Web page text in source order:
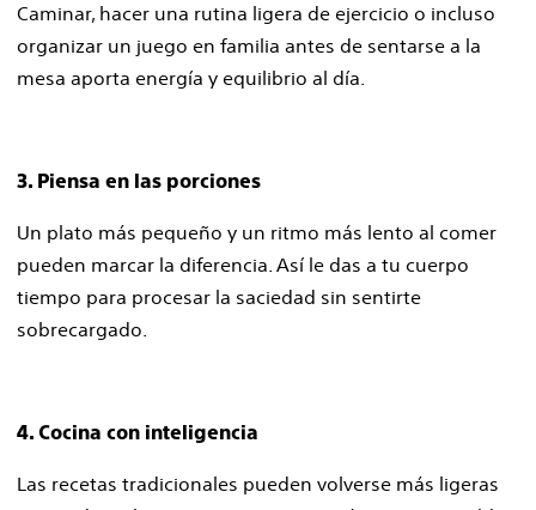
Caminar, hacer una rutina ligera de ejercicio o incluso
organizar un juego en familia antes de sentarse a la
mesa aporta energía y equilibrio al día.
3. Piensa en las porciones
Un plato más pequeño y un ritmo más lento al comer
pueden marcar la diferencia. Así le das a tu cuerpo
tiempo para procesar la saciedad sin sentirte
sobrecargado.
4. Cocina con inteligencia
Las recetas tradicionales pueden volverse más ligeras